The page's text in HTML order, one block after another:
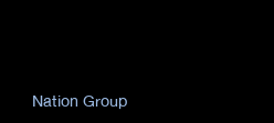
Nation Group